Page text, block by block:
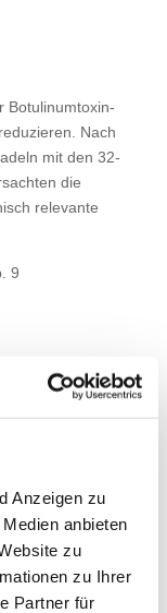
Anzeigen zu
anbieten
zu
zu Ihrer
Partner für
Botulinumtoxin-
Nach
mit den 32-
die
relevante
9